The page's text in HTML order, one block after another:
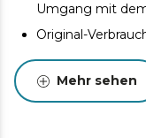
Umgang mit
Original-
des Produkts zu
empfohlen.
Mehr sehen